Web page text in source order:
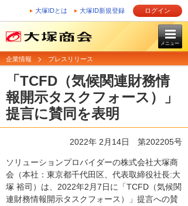
大塚IDとは 大塚ID新規登録 ログイン
メニュー
企業情報 プレスリリース
「TCFD（気候関連財務情
報開示タスクフォース）」
提言に賛同を表明
2022年 2月14日 第202205号
ソリューションプロバイダーの株式会社大塚商
会（本社：東京都千代田区、代表取締役社長:大
塚 裕司）は、2022年2月7日に「TCFD（気候関
連財務情報開示タスクフォース）」提言への賛